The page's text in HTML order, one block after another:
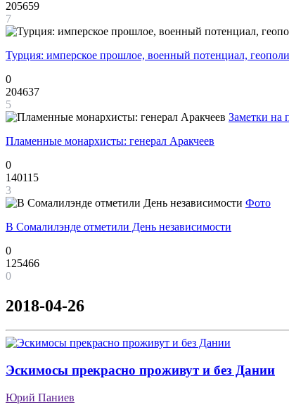
205659
7
Турция: имперское прошлое, военный потенциал,
0
204637
5
Заметки на
Пламенные монархисты: генерал Аракчеев
0
140115
3
Фото
В Сомалилэнде отметили День независимости
0
125466
0
2018-04-26
Эскимосы прекрасно проживут и без Дании
Юрий Паниев